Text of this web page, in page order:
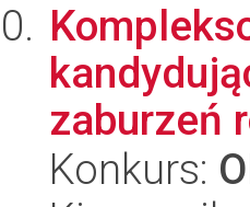
zaburzeń
Konkurs: